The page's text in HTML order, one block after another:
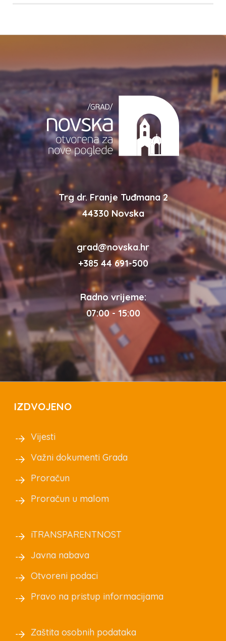
Trg dr. Franje Tuđmana 2
44330 Novska
grad@novska.hr
+385 44 691-500
Radno vrijeme:
07:00 - 15:00
IZDVOJENO
Vijesti
Važni dokumenti Grada
Proračun
Proračun u malom
iTRANSPARENTNOST
Javna nabava
Otvoreni podaci
Pravo na pristup informacijama
Zaštita osobnih podataka